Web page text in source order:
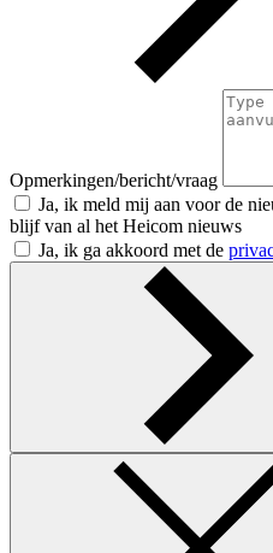
Opmerkingen/bericht/vraag
Ja, ik meld mij aan voor de
blijf van al het Heicom nieuws
Ja, ik ga akkoord met de